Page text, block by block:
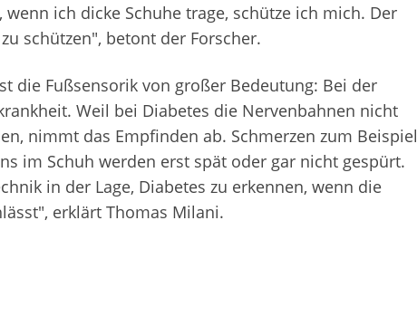
ich dicke Schuhe trage, schütze ich mich. Der
schützen", betont der Forscher.
die Fußsensorik von großer Bedeutung: Bei der
Weil bei Diabetes die Nervenbahnen nicht
nimmt das Empfinden ab. Schmerzen zum Beispiel
im Schuh werden erst spät oder gar nicht gespürt.
in der Lage, Diabetes zu erkennen, wenn die
erklärt Thomas Milani.